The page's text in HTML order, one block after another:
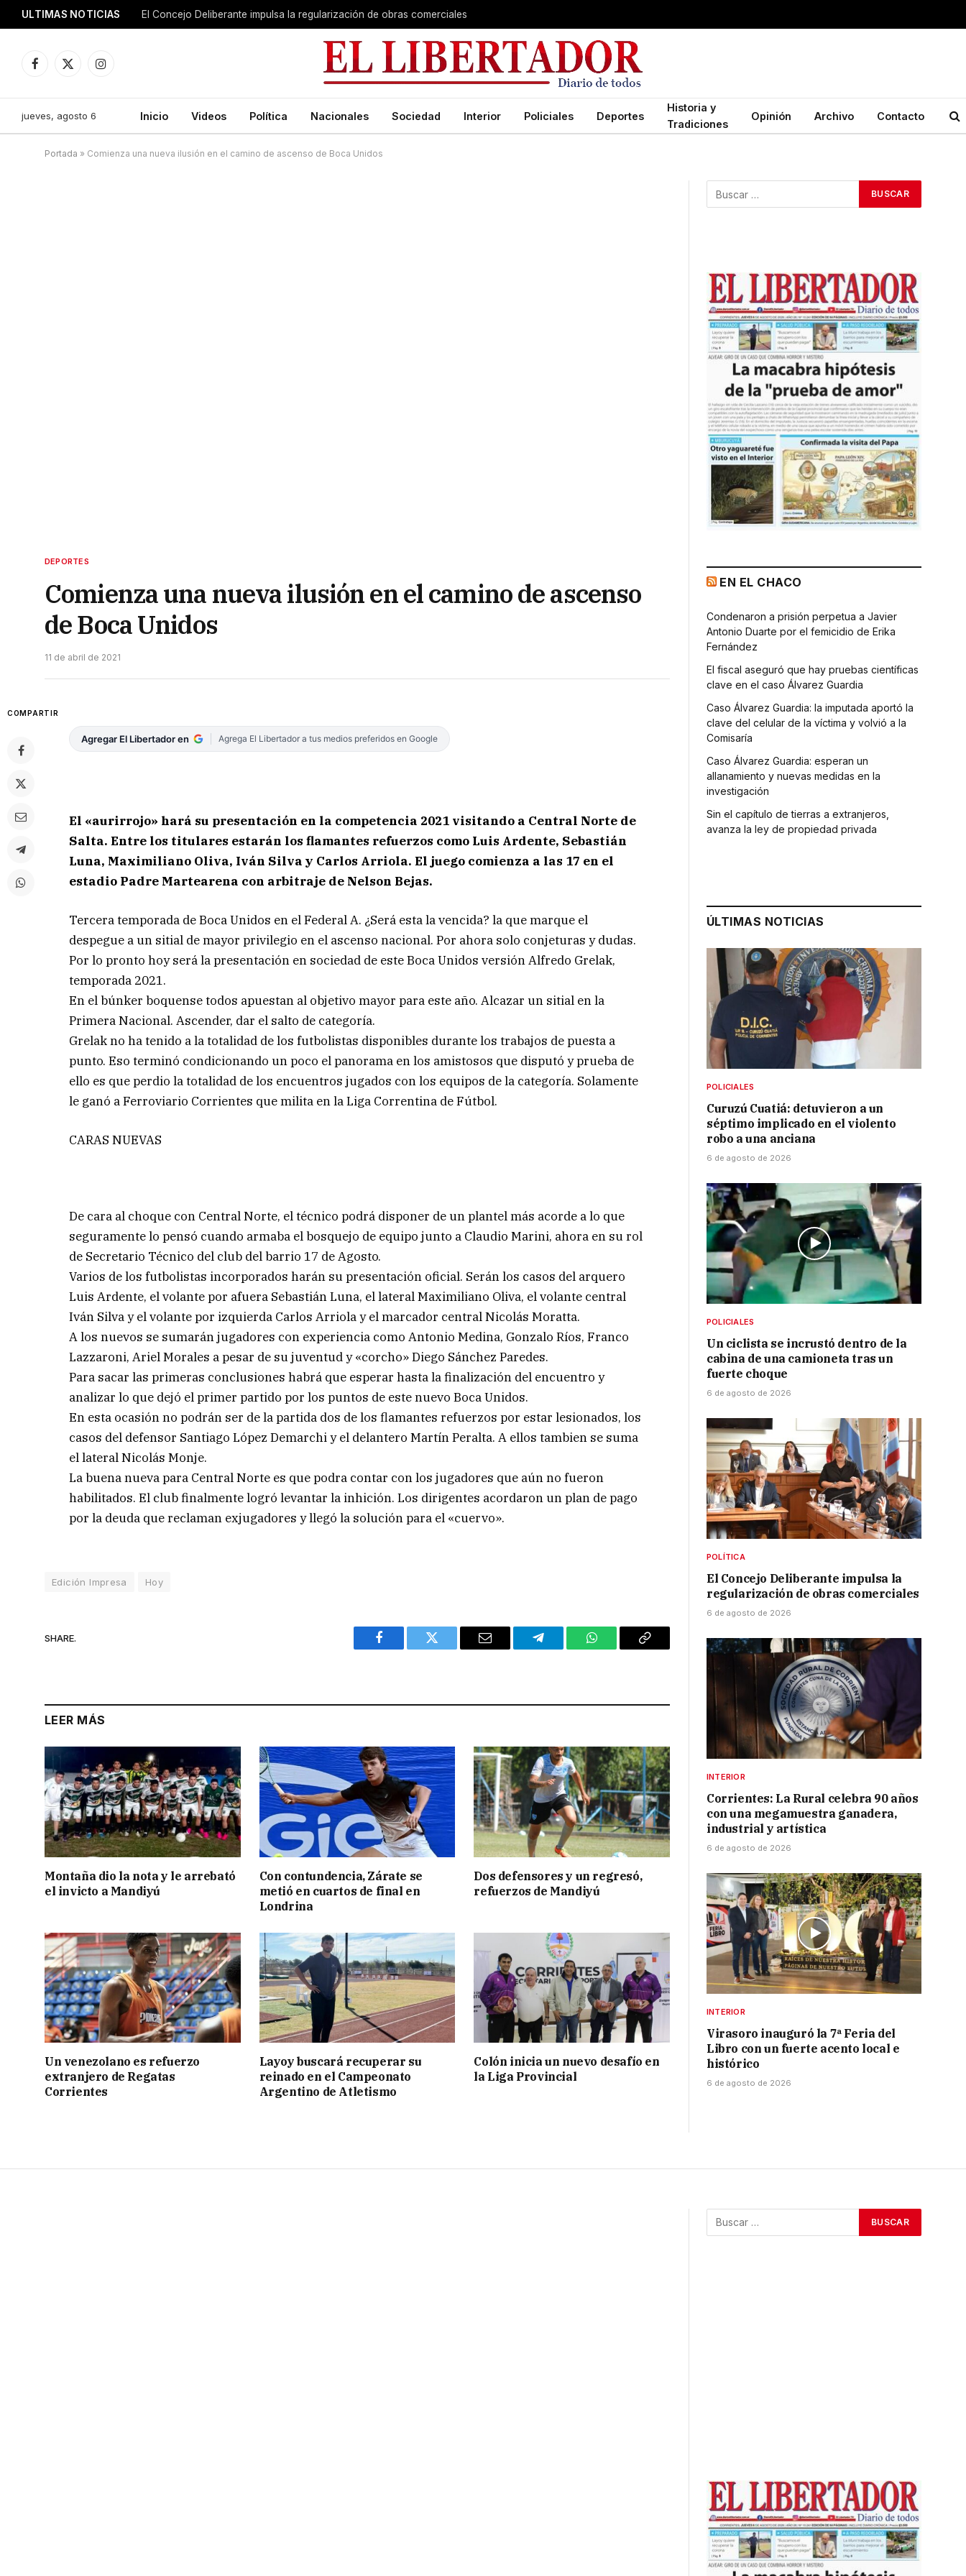
ULTIMAS NOTICIAS El Concejo Deliberante impulsa la regularización de obras comerciales
Facebook
X
Instagram
jueves, agosto 6 Inicio Videos Política Nacionales Sociedad Interior Policiales Deportes
Historia y
Tradiciones
Opinión Archivo Contacto
Portada » Comienza una nueva ilusión en el camino de ascenso de Boca Unidos
DEPORTES
Comienza una nueva ilusión en el camino de ascenso
de Boca Unidos
11 de abril de 2021
COMPARTIR
Agregar El Libertador en Agrega El Libertador a tus medios preferidos en Google
El «aurirrojo» hará su presentación en la competencia 2021 visitando a Central Norte de
Salta. Entre los titulares estarán los flamantes refuerzos como Luis Ardente, Sebastián
Luna, Maximiliano Oliva, Iván Silva y Carlos Arriola. El juego comienza a las 17 en el
estadio Padre Martearena con arbitraje de Nelson Bejas.
Tercera temporada de Boca Unidos en el Federal A. ¿Será esta la vencida? la que marque el
despegue a un sitial de mayor privilegio en el ascenso nacional. Por ahora solo conjeturas y dudas.
Por lo pronto hoy será la presentación en sociedad de este Boca Unidos versión Alfredo Grelak,
temporada 2021.
En el búnker boquense todos apuestan al objetivo mayor para este año. Alcazar un sitial en la
Primera Nacional. Ascender, dar el salto de categoría.
Grelak no ha tenido a la totalidad de los futbolistas disponibles durante los trabajos de puesta a
punto. Eso terminó condicionando un poco el panorama en los amistosos que disputó y prueba de
ello es que perdio la totalidad de los encuentros jugados con los equipos de la categoría. Solamente
le ganó a Ferroviario Corrientes que milita en la Liga Correntina de Fútbol.
CARAS NUEVAS
De cara al choque con Central Norte, el técnico podrá disponer de un plantel más acorde a lo que
seguramente lo pensó cuando armaba el bosquejo de equipo junto a Claudio Marini, ahora en su rol
de Secretario Técnico del club del barrio 17 de Agosto.
Varios de los futbolistas incorporados harán su presentación oficial. Serán los casos del arquero
Luis Ardente, el volante por afuera Sebastián Luna, el lateral Maximiliano Oliva, el volante central
Iván Silva y el volante por izquierda Carlos Arriola y el marcador central Nicolás Moratta.
A los nuevos se sumarán jugadores con experiencia como Antonio Medina, Gonzalo Ríos, Franco
Lazzaroni, Ariel Morales a pesar de su juventud y «corcho» Diego Sánchez Paredes.
Para sacar las primeras conclusiones habrá que esperar hasta la finalización del encuentro y
analizar lo que dejó el primer partido por los puntos de este nuevo Boca Unidos.
En esta ocasión no podrán ser de la partida dos de los flamantes refuerzos por estar lesionados, los
casos del defensor Santiago López Demarchi y el delantero Martín Peralta. A ellos tambien se suma
el lateral Nicolás Monje.
La buena nueva para Central Norte es que podra contar con los jugadores que aún no fueron
habilitados. El club finalmente logró levantar la inhición. Los dirigentes acordaron un plan de pago
por la deuda que reclaman exjugadores y llegó la solución para el «cuervo».
Edición Impresa Hoy
SHARE.
Facebook Twitter Email Telegram WhatsAppCopy
LEER MÁS
Montaña dio la nota y le arrebató
el invicto a Mandiyú
Con contundencia, Zárate se
metió en cuartos de final en
Londrina
Dos defensores y un regresó,
refuerzos de Mandiyú
Un venezolano es refuerzo
extranjero de Regatas
Corrientes
Layoy buscará recuperar su
reinado en el Campeonato
Argentino de Atletismo
Colón inicia un nuevo desafío en
la Liga Provincial
EN EL CHACO
Condenaron a prisión perpetua a Javier
Antonio Duarte por el femicidio de Erika
Fernández
El fiscal aseguró que hay pruebas científicas
clave en el caso Álvarez Guardia
Caso Álvarez Guardia: la imputada aportó la
clave del celular de la víctima y volvió a la
Comisaría
Caso Álvarez Guardia: esperan un
allanamiento y nuevas medidas en la
investigación
Sin el capítulo de tierras a extranjeros,
avanza la ley de propiedad privada
ÚLTIMAS NOTICIAS
POLICIALES
Curuzú Cuatiá: detuvieron a un
séptimo implicado en el violento
robo a una anciana
6 de agosto de 2026
POLICIALES
Un ciclista se incrustó dentro de la
cabina de una camioneta tras un
fuerte choque
6 de agosto de 2026
POLÍTICA
El Concejo Deliberante impulsa la
regularización de obras comerciales
6 de agosto de 2026
INTERIOR
Corrientes: La Rural celebra 90 años
con una megamuestra ganadera,
industrial y artística
6 de agosto de 2026
INTERIOR
Virasoro inauguró la 7ª Feria del
Libro con un fuerte acento local e
histórico
6 de agosto de 2026